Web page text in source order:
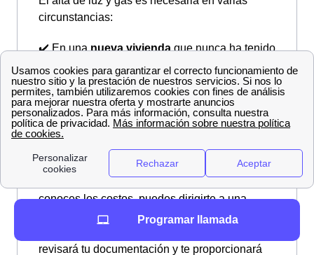
circunstancias:
✔️ En unanueva viviendaque nunca ha tenido
suministro eléctrico o de gas.
✔️ En unavivienda desocupadapor más de
tres años sin suministro activo.
✔️ En casos decambio de titulardel contrato
de suministro eléctrico o de gas.
Proceso de alta con Endesa
conoces los costos, puedes dirigirte a una
oficina de Endesa en Calatayud. Un
revisará tu documentación y te proporcionará
Programar llamada